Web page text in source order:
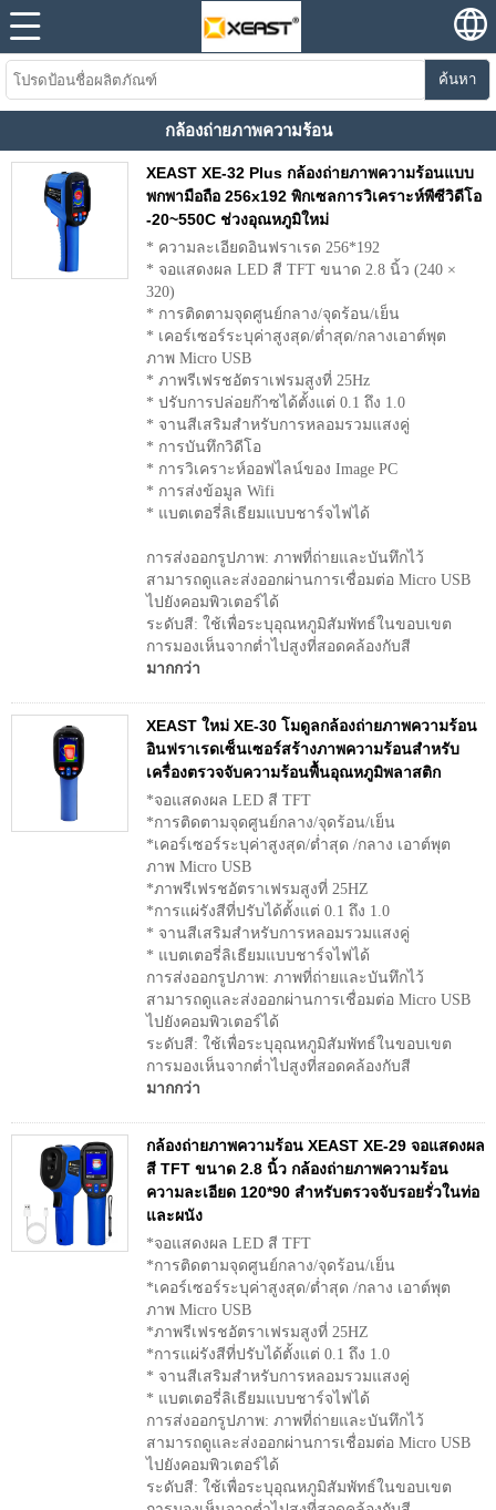
ค้นหา
กล้องถ่ายภาพความร้อน
XEAST XE-32 Plus กล้องถ่ายภาพความร้อนแบบ
พกพามือถือ 256x192 พิกเซลการวิเคราะห์พีซีวิดีโอ
-20~550C ช่วงอุณหภูมิใหม่
* ความละเอียดอินฟราเรด 256*192
* จอแสดงผล LED สี TFT ขนาด 2.8 นิ้ว (240 ×
320)
* การติดตามจุดศูนย์กลาง/จุดร้อน/เย็น
* เคอร์เซอร์ระบุค่าสูงสุด/ต่ำสุด/กลางเอาต์พุต
ภาพ Micro USB
* ภาพรีเฟรชอัตราเฟรมสูงที่ 25Hz
* ปรับการปล่อยก๊าซได้ตั้งแต่ 0.1 ถึง 1.0
* จานสีเสริมสำหรับการหลอมรวมแสงคู่
* การบันทึกวิดีโอ
* การวิเคราะห์ออฟไลน์ของ Image PC
* การส่งข้อมูล Wifi
* แบตเตอรี่ลิเธียมแบบชาร์จไฟได้
การส่งออกรูปภาพ: ภาพที่ถ่ายและบันทึกไว้
สามารถดูและส่งออกผ่านการเชื่อมต่อ Micro USB
ไปยังคอมพิวเตอร์ได้
ระดับสี: ใช้เพื่อระบุอุณหภูมิสัมพัทธ์ในขอบเขต
การมองเห็นจากต่ำไปสูงที่สอดคล้องกับสี
มากกว่า
XEAST ใหม่ XE-30 โมดูลกล้องถ่ายภาพความร้อน
อินฟราเรดเซ็นเซอร์สร้างภาพความร้อนสำหรับ
เครื่องตรวจจับความร้อนพื้นอุณหภูมิพลาสติก
*จอแสดงผล LED สี TFT
*การติดตามจุดศูนย์กลาง/จุดร้อน/เย็น
*เคอร์เซอร์ระบุค่าสูงสุด/ต่ำสุด /กลาง เอาต์พุต
ภาพ Micro USB
*ภาพรีเฟรชอัตราเฟรมสูงที่ 25HZ
*การแผ่รังสีที่ปรับได้ตั้งแต่ 0.1 ถึง 1.0
* จานสีเสริมสำหรับการหลอมรวมแสงคู่
* แบตเตอรี่ลิเธียมแบบชาร์จไฟได้
การส่งออกรูปภาพ: ภาพที่ถ่ายและบันทึกไว้
สามารถดูและส่งออกผ่านการเชื่อมต่อ Micro USB
ไปยังคอมพิวเตอร์ได้
ระดับสี: ใช้เพื่อระบุอุณหภูมิสัมพัทธ์ในขอบเขต
การมองเห็นจากต่ำไปสูงที่สอดคล้องกับสี
มากกว่า
กล้องถ่ายภาพความร้อน XEAST XE-29 จอแสดงผล
สี TFT ขนาด 2.8 นิ้ว กล้องถ่ายภาพความร้อน
ความละเอียด 120*90 สำหรับตรวจจับรอยรั่วในท่อ
และผนัง
*จอแสดงผล LED สี TFT
*การติดตามจุดศูนย์กลาง/จุดร้อน/เย็น
*เคอร์เซอร์ระบุค่าสูงสุด/ต่ำสุด /กลาง เอาต์พุต
ภาพ Micro USB
*ภาพรีเฟรชอัตราเฟรมสูงที่ 25HZ
*การแผ่รังสีที่ปรับได้ตั้งแต่ 0.1 ถึง 1.0
* จานสีเสริมสำหรับการหลอมรวมแสงคู่
* แบตเตอรี่ลิเธียมแบบชาร์จไฟได้
การส่งออกรูปภาพ: ภาพที่ถ่ายและบันทึกไว้
สามารถดูและส่งออกผ่านการเชื่อมต่อ Micro USB
ไปยังคอมพิวเตอร์ได้
ระดับสี: ใช้เพื่อระบุอุณหภูมิสัมพัทธ์ในขอบเขต